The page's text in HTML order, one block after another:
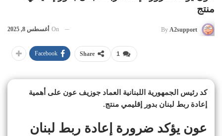
منتج
By A2support
On أغسطس 8, 2025
1
Share
Facebook
كد رئيس الجمهورية اللبنانية العماد جوزيف عون على أهمية
إعادة ربط لبنان بدور إقليمي منتج.
عون يؤكد ضرورة إعادة ربط لبنان